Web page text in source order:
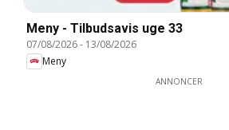
Meny - Tilbudsavis uge 33
07/08/2026- 13/08/2026
Meny
ANNONCER